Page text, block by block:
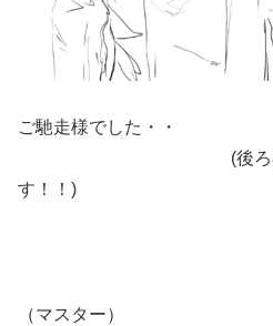
ご馳走様でした・・
(後ろ姿に気を
す！！)
（マスター）